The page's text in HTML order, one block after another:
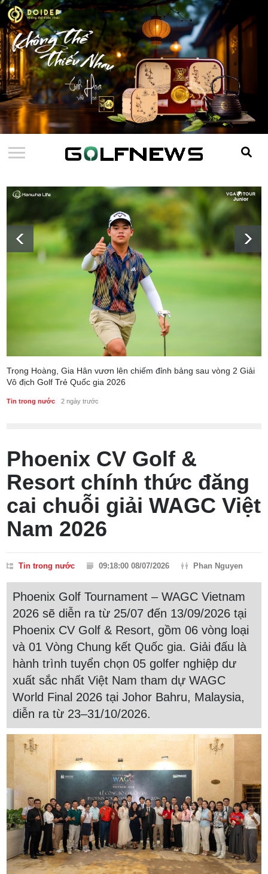
Trọng Hoàng, Gia Hân vươn lên chiếm đỉnh bảng sau vòng 2 Giải
Vô địch Golf Trẻ Quốc gia 2026
Tin trong nước 2 ngày trước
Phoenix CV Golf &
Resort chính thức đăng
cai chuỗi giải WAGC Việt
Nam 2026
Tin trong nước 09:18:00 08/07/2026 Phan Nguyen
Phoenix Golf Tournament – WAGC Vietnam
2026 sẽ diễn ra từ 25/07 đến 13/09/2026 tại
Phoenix CV Golf & Resort, gồm 06 vòng loại
và 01 Vòng Chung kết Quốc gia. Giải đấu là
hành trình tuyển chọn 05 golfer nghiệp dư
xuất sắc nhất Việt Nam tham dự WAGC
World Final 2026 tại Johor Bahru, Malaysia,
diễn ra từ 23–31/10/2026.